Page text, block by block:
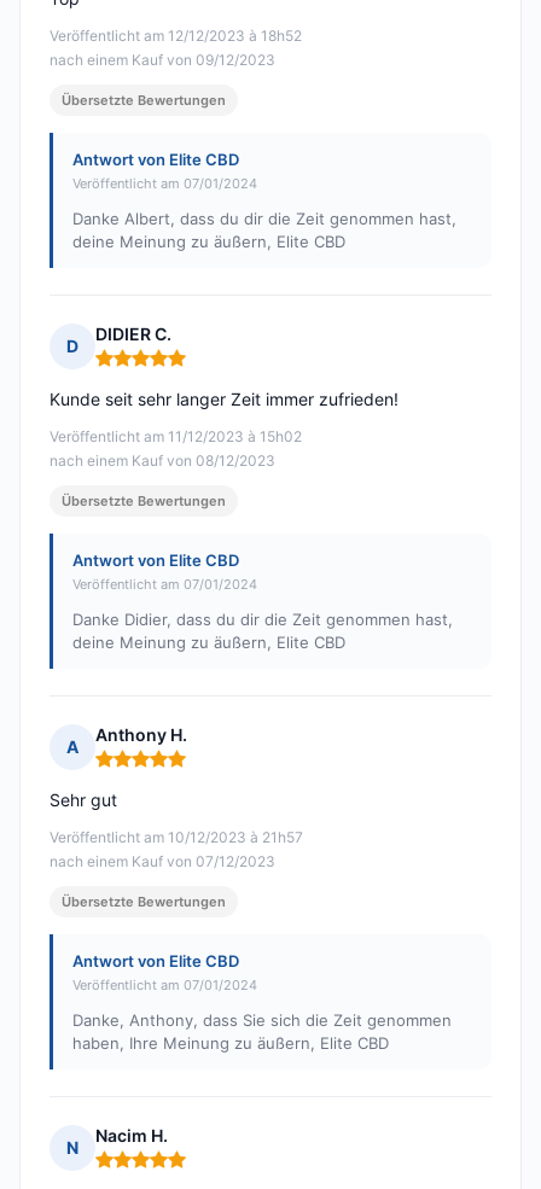
Veröffentlicht am 12/12/2023 à 18h52
nach einem Kauf von 09/12/2023
Übersetzte Bewertungen
Antwort von Elite CBD
Veröffentlicht am 07/01/2024
Danke Albert, dass du dir die Zeit genommen hast,
deine Meinung zu äußern, Elite CBD
D
DIDIER C.
Hinweis: 5 von 5
Veröffentlicht am 11/12/2023 à 15h02
nach einem Kauf von 08/12/2023
Kunde seit sehr langer Zeit immer zufrieden!
Übersetzte Bewertungen
Antwort von Elite CBD
Veröffentlicht am 07/01/2024
Danke Didier, dass du dir die Zeit genommen hast,
deine Meinung zu äußern, Elite CBD
A
Anthony H.
Hinweis: 5 von 5
Veröffentlicht am 10/12/2023 à 21h57
nach einem Kauf von 07/12/2023
Sehr gut
Übersetzte Bewertungen
Antwort von Elite CBD
Veröffentlicht am 07/01/2024
Danke, Anthony, dass Sie sich die Zeit genommen
haben, Ihre Meinung zu äußern, Elite CBD
N
Nacim H.
Hinweis: 5 von 5